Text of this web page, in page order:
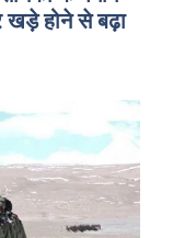
होने से बढ़ा